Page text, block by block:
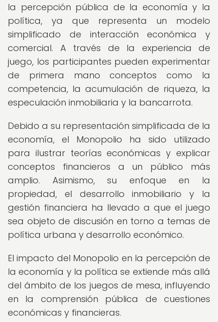
la percepción pública de la economía y la
política, ya que representa un modelo
simplificado de interacción económica y
comercial. A través de la experiencia de
juego, los participantes pueden experimentar
de primera mano conceptos como la
competencia, la acumulación de riqueza, la
especulación inmobiliaria y la bancarrota.
Debido a su representación simplificada de la
economía, el Monopolio ha sido utilizado
para ilustrar teorías económicas y explicar
conceptos financieros a un público más
amplio. Asimismo, su enfoque en la
propiedad, el desarrollo inmobiliario y la
gestión financiera ha llevado a que el juego
sea objeto de discusión en torno a temas de
política urbana y desarrollo económico.
El impacto del Monopolio en la percepción de
la economía y la política se extiende más allá
del ámbito de los juegos de mesa, influyendo
en la comprensión pública de cuestiones
económicas y financieras.